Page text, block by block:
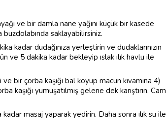
ve bir damla nane yağını küçük bir kasede
buzdolabında saklayabilirsiniz.
kadar dudağınıza yerleştirin ve dudaklarınızın
ve 5 dakika kadar bekleyip ıslak ılık havlu ile
bir çorba kaşığı bal koyup macun kıvamına 4)
kaşığı yumuşatılmış gelene dek karıştırın. Cam
masaj yaparak yedirin. Daha sonra ılık su ile